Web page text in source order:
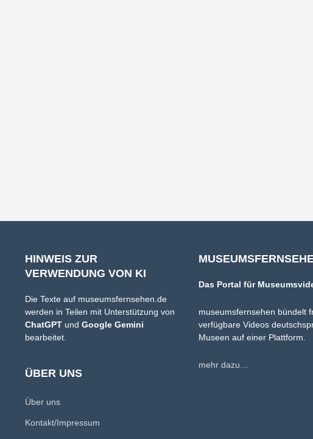
HINWEIS ZUR
VERWENDUNG VON KI
Die Texte auf museumsfernsehen.de
werden in Teilen mit Unterstützung von
ChatGPT und Google Gemini
bearbeitet.
ÜBER UNS
Über uns
Kontakt/Impressum
Das Portal für
museumsfernsehen bündelt
verfügbare Videos
Museen auf einer Plattform.
mehr dazu…